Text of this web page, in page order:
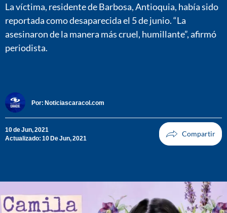
La víctima, residente de Barbosa, Antioquia, había sido
reportada como desaparecida el 5 de junio. “La
asesinaron de la manera más cruel, humillante”, afirmó
periodista.
Por: Noticiascaracol.com
10 de Jun, 2021
Actualizado: 10 De Jun, 2021